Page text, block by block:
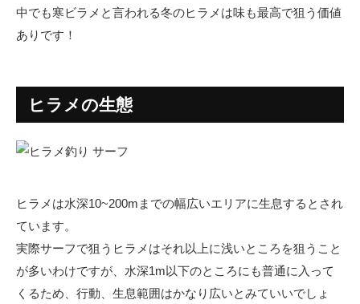
中でも寒ビラメと言われる冬のヒラメは味も最高で狙う価値
ありです！
ヒラメの生態
ヒラメは水深10~200mまでの幅広いエリアに生息するとされ
ています。
実際サーフで狙うヒラメはそれ以上に浅いところを狙うこと
が多いわけですが、水深1m以下のところにも普通に入って
くるため、行動、生息範囲はかなり広いとみていいでしょ